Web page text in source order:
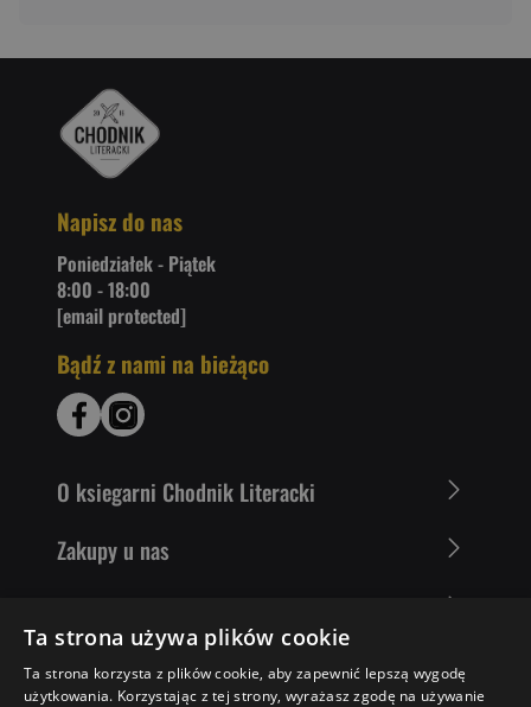
Napisz do nas
Poniedziałek - Piątek
8:00 - 18:00
[email protected]
Bądź z nami na bieżąco
O ksiegarni Chodnik Literacki
Zakupy u nas
Literaci polecają
Ta strona używa plików cookie
Ta strona korzysta z plików cookie, aby zapewnić lepszą wygodę
użytkowania. Korzystając z tej strony, wyrażasz zgodę na używanie